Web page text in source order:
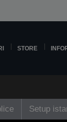
STORE
Setup